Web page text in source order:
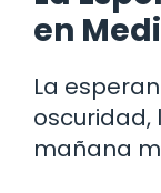
en
La
oscuridad,
mañana